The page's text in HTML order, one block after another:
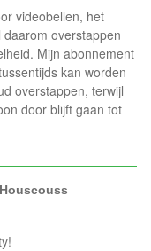
videobellen, het
overstappen
Mijn abonnement
kan worden
overstappen, terwijl
door blijft gaan tot